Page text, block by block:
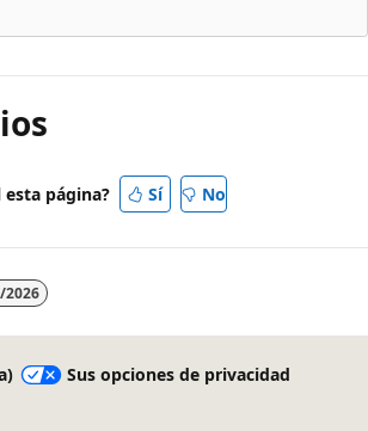
página? Sí No
2026
Sus opciones de privacidad